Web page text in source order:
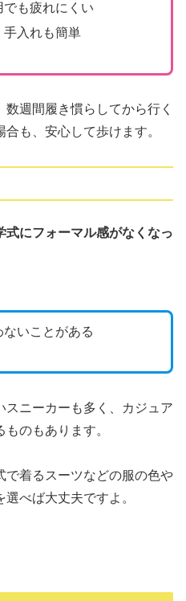
も疲れにくい
手入れも簡単
週間履き慣らしてから行く
も、安心して歩けます。
式にフォーマル感がなくなっ
いことがある
ニーカーも多く、カジュア
のもあります。
で着るスーツなどの服の色や
べば大丈夫ですよ。